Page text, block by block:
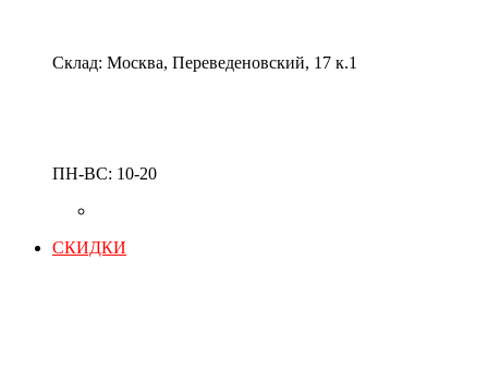
Склад: Москва, Переведеновский, 17 к.1
ПН-ВС: 10-20
СКИДКИ